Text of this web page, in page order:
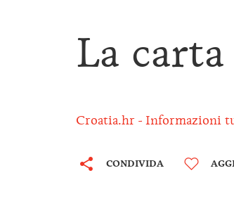
La
Croatia.hr Informazioni
CONDIVIDA